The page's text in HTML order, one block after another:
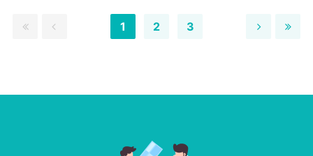
1 2 3